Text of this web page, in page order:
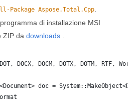
Package Aspose.Total.Cpp
di installazione MSI
ZIP da downloads
DOCX, DOCM, DOTX, DOTM, RTF,
doc =